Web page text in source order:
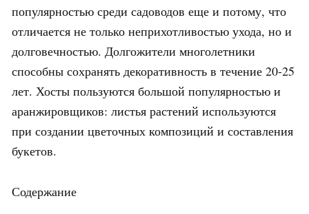
популярностью среди садоводов еще и потому, что
отличается не только неприхотливостью ухода, но и
долговечностью. Долгожители многолетники
способны сохранять декоративность в течение 20-25
лет. Хосты пользуются большой популярностью и
аранжировщиков: листья растений используются
при создании цветочных композиций и составления
букетов.
Содержание